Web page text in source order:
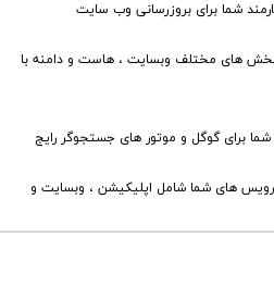
شما برای بروزرسانی وب سایت
های مختلف وبسایت ، هاست و دامنه با
برای گوگل و موتور های جستجوگر رایج
های شما شامل اپلیکیشن ، وبسایت و